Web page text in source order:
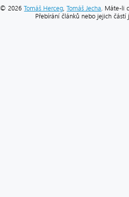
© 2026Tomáš Herceg,Tomáš Jecha. Máte-li
Přebírání článků nebo jejich